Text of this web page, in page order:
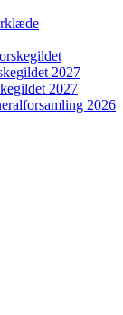
2027
2027
2026